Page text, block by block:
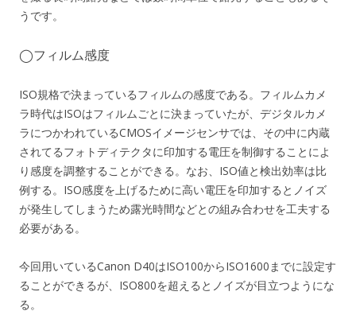
うです。
◯フィルム感度
ISO規格で決まっているフィルムの感度である。フィルムカメ
ラ時代はISOはフィルムごとに決まっていたが、デジタルカメ
ラにつかわれているCMOSイメージセンサでは、その中に内蔵
されてるフォトディテクタに印加する電圧を制御することによ
り感度を調整することができる。なお、ISO値と検出効率は比
例する。ISO感度を上げるために高い電圧を印加するとノイズ
が発生してしまうため露光時間などとの組み合わせを工夫する
必要がある。
今回用いているCanon D40はISO100からISO1600までに設定す
ることができるが、ISO800を超えるとノイズが目立つようにな
る。